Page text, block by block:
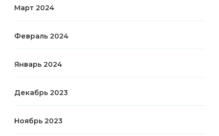
Март 2024
Февраль 2024
Январь 2024
Декабрь 2023
Ноябрь 2023